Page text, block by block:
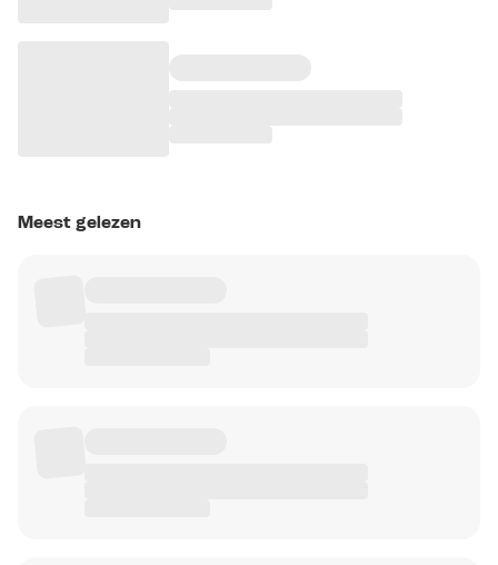
Meest gelezen